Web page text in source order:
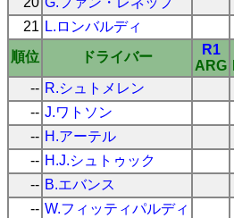
21 L.ロンバルディ
順位
ドライバー
R1
ARG
-- R.シュトメレン
-- J.ワトソン
-- H.アーテル
-- H.J.シュトゥック
-- B.エバンス
-- W.フィッティパルディ